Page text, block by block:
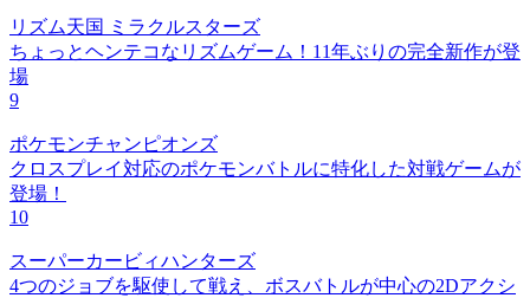
リズム天国 ミラクルスターズ
ちょっとヘンテコなリズムゲーム！11年ぶりの完全新作が登
場
9
ポケモンチャンピオンズ
クロスプレイ対応のポケモンバトルに特化した対戦ゲームが
登場！
10
スーパーカービィハンターズ
4つのジョブを駆使して戦え、ボスバトルが中心の2Dアクシ